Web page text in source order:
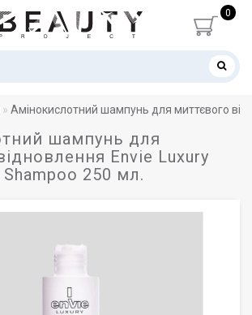
0
Aмiнoкислoтний шампунь для миттєвого
шампунь для
Envie Luxury
250 мл.